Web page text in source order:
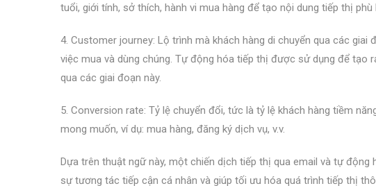
tuổi, giới tính, sở thích, hành vi mua hàng để tạo nội dung tiếp thị phù
4. Customer journey: Lộ trình mà khách hàng di chuyển qua các
việc mua và dùng chúng. Tự động hóa tiếp thị được sử dụng để tạo
qua các giai đoạn này.
5. Conversion rate: Tỷ lệ chuyển đổi, tức là tỷ lệ khách hàng tiềm
mong muốn, ví dụ: mua hàng, đăng ký dịch vụ, v.v.
Dựa trên thuật ngữ này, một chiến dịch tiếp thị qua email và tự
sự tương tác tiếp cận cá nhân và giúp tối ưu hóa quá trình tiếp thị